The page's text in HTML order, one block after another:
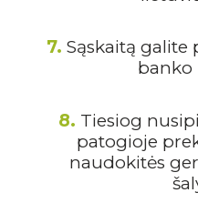
7. Sąskaitą
banko
8. Tiesiog
patogioje
naudokitės